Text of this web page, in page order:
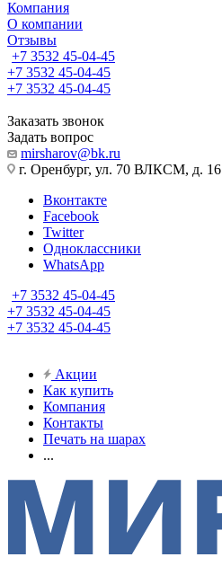
Компания
О компании
Отзывы
+7 3532 45-04-45
+7 3532 45-04-45
+7 3532 45-04-45
Заказать звонок
Задать вопрос
mirsharov@bk.ru
г. Оренбург, ул. 70 ВЛКСМ, д. 16
Вконтакте
Facebook
Twitter
Одноклассники
WhatsApp
+7 3532 45-04-45
+7 3532 45-04-45
+7 3532 45-04-45
Акции
Как купить
Компания
Контакты
Печать на шарах
...